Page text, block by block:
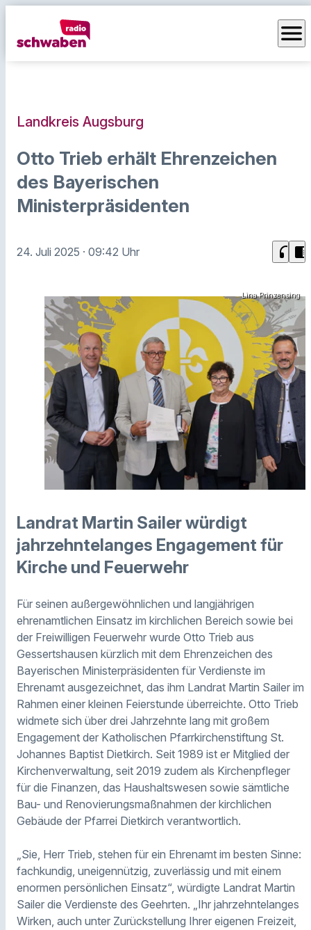
menu
Landkreis Augsburg
Otto Trieb erhält Ehrenzeichen
des Bayerischen
Ministerpräsidenten
24. Juli 2025 · 09:42 Uhr headphones chrome_reader_mode
Lina Prinzensing
Landrat Martin Sailer würdigt
jahrzehntelanges Engagement für
Kirche und Feuerwehr
Für seinen außergewöhnlichen und langjährigen
ehrenamtlichen Einsatz im kirchlichen Bereich sowie bei
der Freiwilligen Feuerwehr wurde Otto Trieb aus
Gessertshausen kürzlich mit dem Ehrenzeichen des
Bayerischen Ministerpräsidenten für Verdienste im
Ehrenamt ausgezeichnet, das ihm Landrat Martin Sailer im
Rahmen einer kleinen Feierstunde überreichte. Otto Trieb
widmete sich über drei Jahrzehnte lang mit großem
Engagement der Katholischen Pfarrkirchenstiftung St.
Johannes Baptist Dietkirch. Seit 1989 ist er Mitglied der
Kirchenverwaltung, seit 2019 zudem als Kirchenpfleger
für die Finanzen, das Haushaltswesen sowie sämtliche
Bau- und Renovierungsmaßnahmen der kirchlichen
Gebäude der Pfarrei Dietkirch verantwortlich.
„Sie, Herr Trieb, stehen für ein Ehrenamt im besten Sinne:
fachkundig, uneigennützig, zuverlässig und mit einem
enormen persönlichen Einsatz“, würdigte Landrat Martin
Sailer die Verdienste des Geehrten. „Ihr jahrzehntelanges
Wirken, auch unter Zurückstellung Ihrer eigenen Freizeit,